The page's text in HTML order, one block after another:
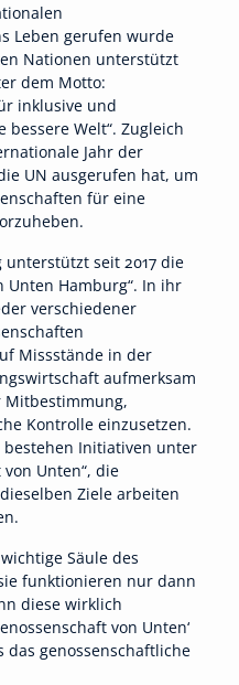
Leben gerufen wurde
Nationen unterstützt
dem Motto:
inklusive und
Welt“. Zugleich
Jahr der
UN ausgerufen hat, um
für eine
seit 2017 die
Unten Hamburg“. In ihr
verschiedener
Missstände in der
aufmerksam
Kontrolle einzusetzen.
Initiativen unter
Unten“, die
Ziele arbeiten
Säule des
funktionieren nur dann
diese wirklich
von Unten‘
genossenschaftliche